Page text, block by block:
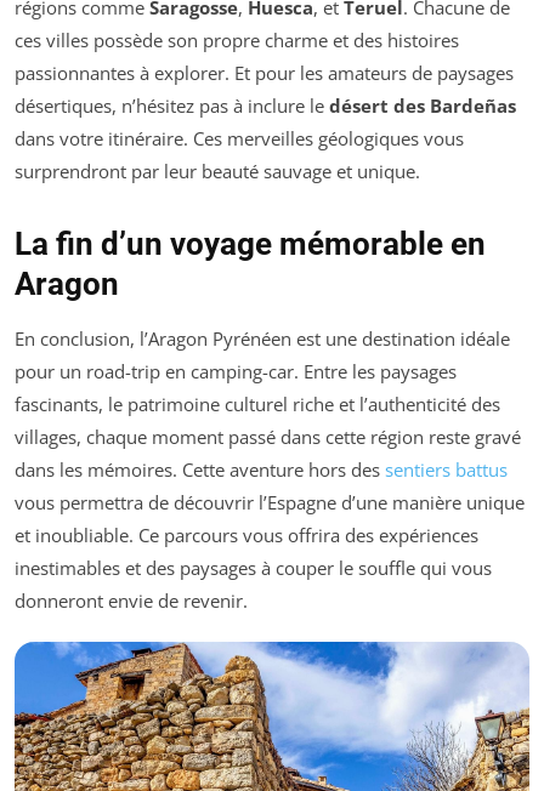
régions comme Saragosse, Huesca, et Teruel. Chacune de
ces villes possède son propre charme et des histoires
passionnantes à explorer. Et pour les amateurs de paysages
désertiques, n’hésitez pas à inclure le désert des Bardeñas
dans votre itinéraire. Ces merveilles géologiques vous
surprendront par leur beauté sauvage et unique.
La fin d’un voyage mémorable en
Aragon
En conclusion, l’Aragon Pyrénéen est une destination idéale
pour un road-trip en camping-car. Entre les paysages
fascinants, le patrimoine culturel riche et l’authenticité des
villages, chaque moment passé dans cette région reste gravé
dans les mémoires. Cette aventure hors des sentiers battus
vous permettra de découvrir l’Espagne d’une manière unique
et inoubliable. Ce parcours vous offrira des expériences
inestimables et des paysages à couper le souffle qui vous
donneront envie de revenir.